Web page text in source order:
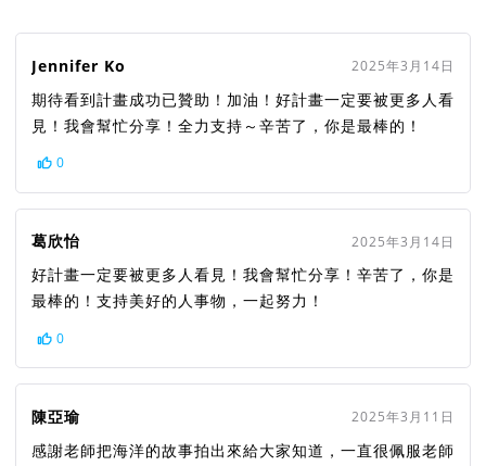
Jennifer Ko 2025年3月14日
期待看到計畫成功已贊助！加油！好計畫一定要被更多人看
見！我會幫忙分享！全力支持～辛苦了，你是最棒的！
0
葛欣怡 2025年3月14日
好計畫一定要被更多人看見！我會幫忙分享！辛苦了，你是
最棒的！支持美好的人事物，一起努力！
0
陳亞瑜 2025年3月11日
感謝老師把海洋的故事拍出來給大家知道，一直很佩服老師